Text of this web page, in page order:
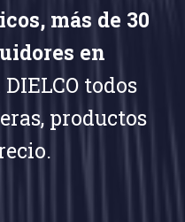
más de 30
en
todos
productos